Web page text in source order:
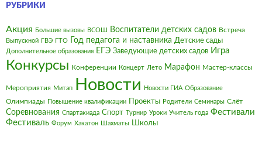
РУБРИКИ
Акция Большие вызовы ВСОШ Воспитатели детских садов Встреча
Выпускной ГВЭ ГТО Год педагога и наставника Детские сады
Дополнительное образования ЕГЭ Заведующие детских садов Игра
Конкурсы Конференции Концерт Лето Марафон Мастер-классы
Мероприятия Митап Новости Новости ГИА Образование
Олимпиады Повышение квалификации Проекты Родители Семинары Слёт
Соревнования Спартакиада Спорт Турнир Уроки Учитель года Фестивали
Фестиваль Форум Хакатон Шахматы Школы